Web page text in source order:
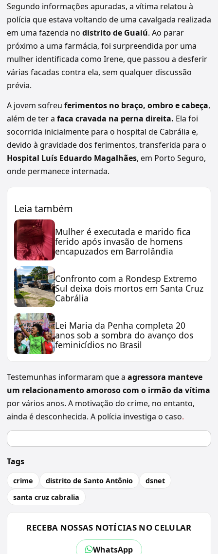
Segundo informações apuradas, a vítima relatou à
polícia que estava voltando de uma cavalgada realizada
em uma fazenda no distrito de Guaiú. Ao parar
próximo a uma farmácia, foi surpreendida por uma
mulher identificada como Irene, que passou a desferir
várias facadas contra ela, sem qualquer discussão
prévia.
A jovem sofreu ferimentos no braço, ombro e cabeça,
além de ter a faca cravada na perna direita. Ela foi
socorrida inicialmente para o hospital de Cabrália e,
devido à gravidade dos ferimentos, transferida para o
Hospital Luís Eduardo Magalhães, em Porto Seguro,
onde permanece internada.
Leia também
Mulher é executada e marido fica
ferido após invasão de homens
encapuzados em Barrolândia
Confronto com a Rondesp Extremo
Sul deixa dois mortos em Santa Cruz
Cabrália
Lei Maria da Penha completa 20
anos sob a sombra do avanço dos
feminicídios no Brasil
Testemunhas informaram que a agressora manteve
um relacionamento amoroso com o irmão da vítima
por vários anos. A motivação do crime, no entanto,
ainda é desconhecida. A polícia investiga o caso.
Tags
crime distrito de Santo Antônio
dsnet
santa cruz cabralia
RECEBA NOSSAS NOTÍCIAS NO CELULAR
WhatsApp